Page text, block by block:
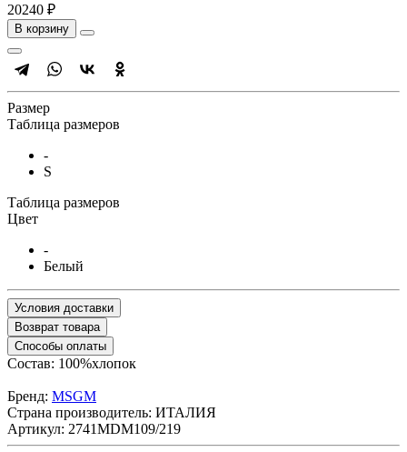
20240 ₽
В корзину
Размер
Таблица размеров
-
S
Таблица размеров
Цвет
-
Белый
Условия доставки
Возврат товара
Способы оплаты
Состав: 100%хлопок
Бренд: MSGM
Страна производитель: ИТАЛИЯ
Артикул: 2741MDM109/219